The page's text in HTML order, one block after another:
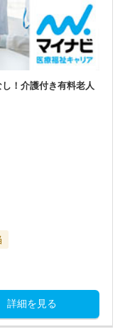
！介護付き有料老人
詳細を見る